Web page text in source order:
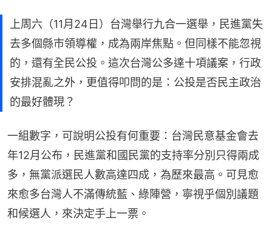
上周六（11月24日）台灣舉行九合一選舉，民進黨失
去多個縣市領導權，成為兩岸焦點。但同樣不能忽視
的，還有全民公投。這次台灣公多達十項議案，行政
安排混亂之外，更值得叩問的是：公投是否民主政治
的最好體現？
一組數字，可說明公投有何重要：台灣民意基金會去
年12月公布，民進黨和國民黨的支持率分別只得兩成
多，無黨派選民人數高達四成，為歷來最高。可見愈
來愈多台灣人不滿傳統藍、綠陣營，寧視乎個別議題
和候選人，來決定手上一票。